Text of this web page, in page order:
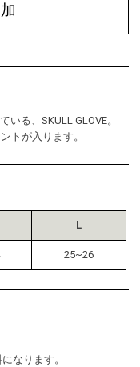
る、SKULL GLOVE。
トが入ります。
L
25~26
なります。